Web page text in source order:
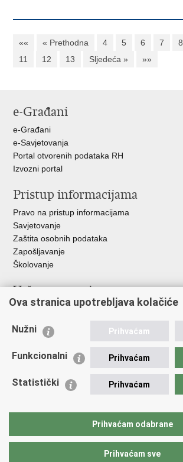
«« « Prethodna 4 5 6 7 8
11
12 13 Sljedeća » »»
e-Građani
e-Građani
e-Savjetovanja
Portal otvorenih podataka RH
Izvozni portal
Pristup informacijama
Pravo na pristup informacijama
Savjetovanje
Zaštita osobnih podataka
Zapošljavanje
Školovanje
Važne poveznice
Ministarstvo unutarnjih poslova
Udruge
Policijska akademija
Zaklada policijske solidarnosti
Vučetić"
Ova stranica upotrebljava kolačiće
Nužni Prihvaćam
Funkcionalni Prihvaćam
Statistički Prihvaćam
Prihvaćam odabrane
Prihvaćam sve